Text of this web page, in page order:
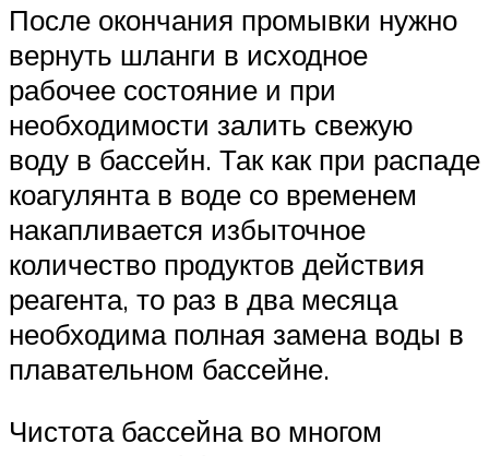
После окончания промывки нужно
вернуть шланги в исходное
рабочее состояние и при
необходимости залить свежую
воду в бассейн. Так как при распаде
коагулянта в воде со временем
накапливается избыточное
количество продуктов действия
реагента, то раз в два месяца
необходима полная замена воды в
плавательном бассейне.
Чистота бассейна во многом